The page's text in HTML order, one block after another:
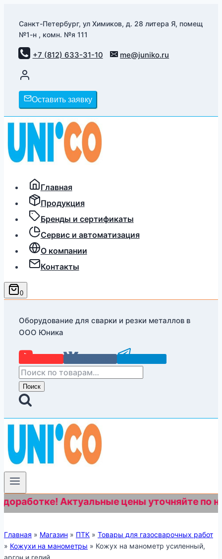
содержимому
Санкт-Петербург, ул Химиков, д. 28 литера Я, помещ
№1-н , комн. №я 111
+7 (812) 633-31-10 me@juniko.ru
Оставить заявку
Главная
Продукция
Бренды и сертификаты
Сервис и автоматизация
О компании
Контакты
0
Оборудование для сварки и резки металлов в
ООО Юника
Искать:
Поиск
Актуальные цены уточняйте по
Главная » Магазин » ПТК » Товары для газосварочных работ
» Кожухи на манометры » Кожух на манометр усиленный,
аргон и гелий